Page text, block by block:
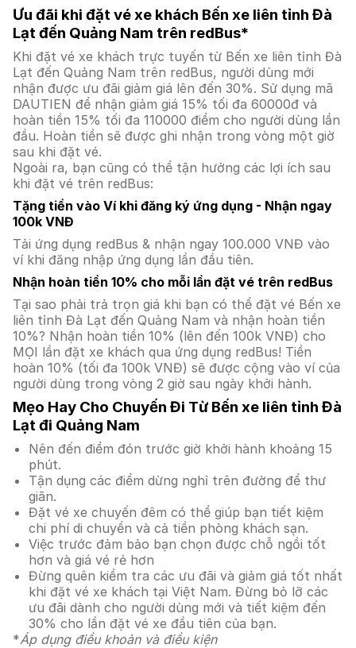
Ưu đãi khi đặt vé xe khách Bến xe liên tỉnh Đà
Lạt đến Quảng Nam trên redBus*
Khi đặt vé xe khách trực tuyến từ Bến xe liên tỉnh Đà
Lạt đến Quảng Nam trên redBus, người dùng mới
nhận được ưu đãi giảm giá lên đến 30%. Sử dụng mã
DAUTIEN để nhận giảm giá 15% tối đa 60000đ và
hoàn tiền 15% tối đa 110000 điểm cho người dùng lần
đầu. Hoàn tiền sẽ được ghi nhận trong vòng một giờ
sau khi đặt vé.
Ngoài ra, bạn cũng có thể tận hưởng các lợi ích sau
khi đặt vé trên redBus:
Tặng tiền vào Ví khi đăng ký ứng dụng - Nhận ngay
100k VNĐ
Tải ứng dụng redBus & nhận ngay 100.000 VNĐ vào
ví khi đăng nhập ứng dụng lần đầu tiên.
Nhận hoàn tiền 10% cho mỗi lần đặt vé trên redBus
Tại sao phải trả trọn giá khi bạn có thể đặt vé Bến xe
liên tỉnh Đà Lạt đến Quảng Nam và nhận hoàn tiền
10%? Nhận hoàn tiền 10% (lên đến 100k VNĐ) cho
MỌI lần đặt xe khách qua ứng dụng redBus! Tiền
hoàn 10% (tối đa 100k VNĐ) sẽ được cộng vào ví của
người dùng trong vòng 2 giờ sau ngày khởi hành.
Mẹo Hay Cho Chuyến Đi Từ Bến xe liên tỉnh Đà
Lạt đi Quảng Nam
Nên đến điểm đón trước giờ khởi hành khoảng 15
phút.
Tận dụng các điểm dừng nghỉ trên đường để thư
giãn.
Đặt vé xe chuyến đêm có thể giúp bạn tiết kiệm
chi phí di chuyển và cả tiền phòng khách sạn.
Việc trước đảm bảo bạn chọn được chỗ ngồi tốt
hơn và giá vé rẻ hơn
Đừng quên kiểm tra các ưu đãi và giảm giá tốt nhất
khi đặt vé xe khách tại Việt Nam. Đừng bỏ lỡ các
ưu đãi dành cho người dùng mới và tiết kiệm đến
30% cho lần đặt vé xe đầu tiên của bạn.
*Áp dụng điều khoản và điều kiện